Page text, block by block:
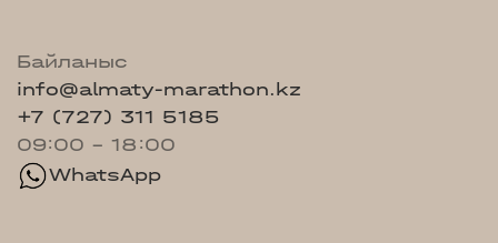
Байланыс
info@almaty-marathon.kz
+7 (727) 311 5185
09:00 - 18:00
WhatsApp